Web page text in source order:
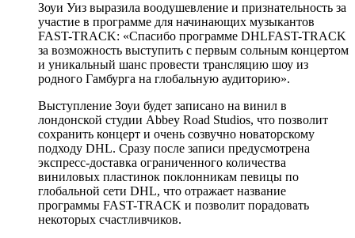
Зоуи Уиз выразила воодушевление и признательность за
участие в программе для начинающих музыкантов
FAST-TRACK: «Спасибо программе DHLFAST-TRACK
за возможность выступить с первым сольным концертом
и уникальный шанс провести трансляцию шоу из
родного Гамбурга на глобальную аудиторию».
Выступление Зоуи будет записано на винил в
лондонской студии Abbey Road Studios, что позволит
сохранить концерт и очень созвучно новаторскому
подходу DHL. Сразу после записи предусмотрена
экспресс-доставка ограниченного количества
виниловых пластинок поклонникам певицы по
глобальной сети DHL, что отражает название
программы FAST-TRACK и позволит порадовать
некоторых счастливчиков.